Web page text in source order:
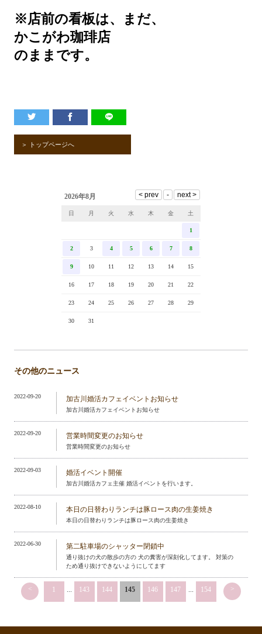
※店前の看板は、まだ、
かこがわ珈琲店
のままです。
＞ トップページへ
2026年8月
日 月 火 水 木 金 土
1
2 3 4 5 6 7 8
9 10 11 12 13 14 15
16 17 18 19 20 21 22
23 24 25 26 27 28 29
30 31
その他のニュース
2022-09-20 加古川婚活カフェイベントお知らせ
加古川婚活カフェイベントお知らせ
2022-09-20 営業時間変更のお知らせ
営業時間変更のお知らせ
2022-09-03 婚活イベント開催
加古川婚活カフェ主催 婚活イベントを行います。
2022-08-10 本日の日替わりランチは豚ロース肉の生姜焼き
本日の日替わりランチは豚ロース肉の生姜焼き
2022-06-30 第二駐車場のシャッター閉鎖中
通り抜けの犬の散歩の方の 犬の糞害が深刻化してます。 対策の
ため通り抜けできないようにしてます
< 1 ... 143 144 145 146 147 ... 154 >